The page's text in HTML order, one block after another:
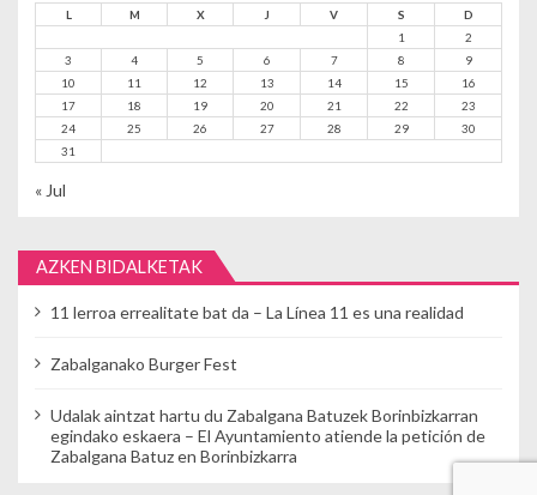
L M X J V S
D
1
2
3
4 5 6 7 8
9
10
11 12 13 14 15
16
17
18 19 20 21 22
23
24
25 26 27 28 29
30
31
« Jul
AZKEN BIDALKETAK
11 lerroa errealitate bat da – La Línea 11 es una realidad
Zabalganako Burger Fest
Udalak aintzat hartu du Zabalgana Batuzek Borinbizkarran
egindako eskaera – El Ayuntamiento atiende la petición de
Zabalgana Batuz en Borinbizkarra